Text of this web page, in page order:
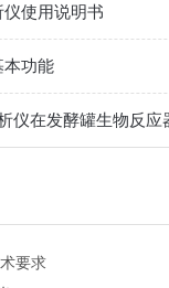
使用说明书
本功能
要求